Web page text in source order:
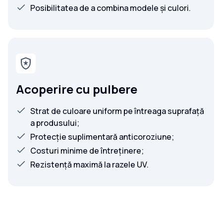
Posibilitatea de a combina modele și culori.
Acoperire cu pulbere
Strat de culoare uniform pe întreaga suprafață
a produsului;
Protecție suplimentară anticoroziune;
Costuri minime de întreținere;
Rezistență maximă la razele UV.